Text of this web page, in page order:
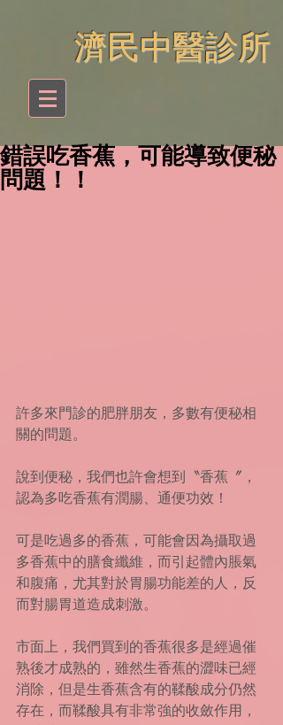
​濟民中醫診所
錯誤吃香蕉，可能導致便秘
問題！！
許多來門診的肥胖朋友，多數有便秘相
關的問題。
說到便秘，我們也許會想到〝香蕉〞，
認為多吃香蕉有潤腸、通便功效！
可是吃過多的香蕉，可能會因為攝取過
多香蕉中的膳食纖維，而引起體內脹氣
和腹痛，尤其對於胃腸功能差的人，反
而對腸胃道造成刺激。
市面上，我們買到的香蕉很多是經過催
熟後才成熟的，雖然生香蕉的澀味已經
消除，但是生香蕉含有的鞣酸成分仍然
存在，而鞣酸具有非常強的收斂作用，